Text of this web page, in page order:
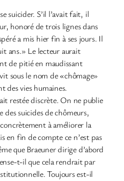
suicider. S’il l’avait fait, il
honoré de trois lignes dans
a mis hier fin à ses jours. Il
ans.» Le lecteur aurait
de pitié en maudissant
sous le nom de «chômage»
des vies humaines.
restée discrète. On ne publie
des suicides de chômeurs,
à améliorer la
en fin de compte ce n’est pas
que Braeuner dirige d’abord
t-il que cela rendrait par
Toujours est-il